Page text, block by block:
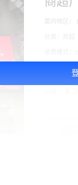
面向地区：
广告投放